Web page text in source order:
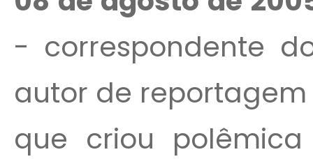
- correspondente
autor de
que criou